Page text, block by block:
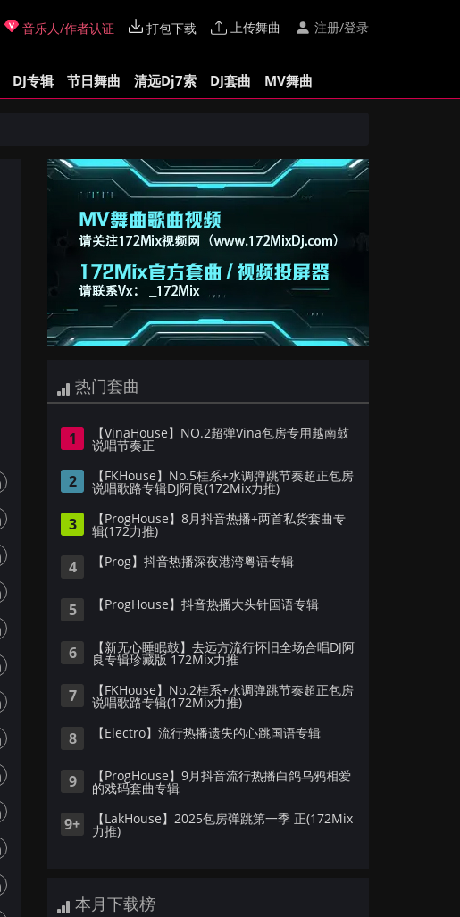
音乐人/作者认证 打包下载 上传舞曲 注册/登录
DJ专辑 节日舞曲 清远Dj7索 DJ套曲 MV舞曲
热门套曲
1 【VinaHouse】NO.2超弹Vina包房专用越南鼓
说唱节奏正
2 【FKHouse】No.5桂系+水调弹跳节奏超正包房
说唱歌路专辑DJ阿良(172Mix力推)
3 【ProgHouse】8月抖音热播+两首私货套曲专
辑(172力推)
4 【Prog】抖音热播深夜港湾粤语专辑
5 【ProgHouse】抖音热播大头针国语专辑
6 【新无心睡眠鼓】去远方流行怀旧全场合唱DJ阿
良专辑珍藏版 172Mix力推
7 【FKHouse】No.2桂系+水调弹跳节奏超正包房
说唱歌路专辑(172Mix力推)
8 【Electro】流行热播遗失的心跳国语专辑
9 【ProgHouse】9月抖音流行热播白鸽乌鸦相爱
的戏码套曲专辑
9+ 【LakHouse】2025包房弹跳第一季 正(172Mix
力推)
本月下载榜